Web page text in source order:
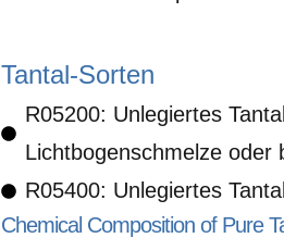
Tantal-Sorten
R05200: Unlegiertes
Lichtbogenschmelze oder
R05400: Unlegiertes
Chemical Composition of Pure